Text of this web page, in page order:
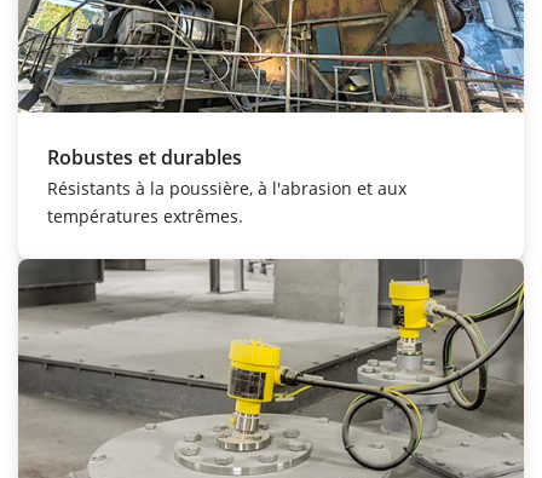
Robustes et durables
Résistants à la poussière, à l'abrasion et aux
températures extrêmes.